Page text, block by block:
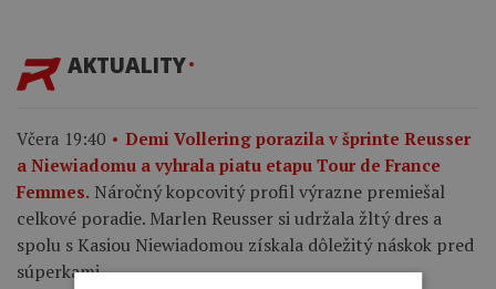
AKTUALITY
Včera 19:40
Demi Vollering porazila v šprinte Reusser
a Niewiadomu a vyhrala piatu etapu Tour de France
Femmes. Náročný kopcovitý profil výrazne premiešal
celkové poradie. Marlen Reusser si udržala žltý dres a
spolu s Kasiou Niewiadomou získala dôležitý náskok pred
súperkami.